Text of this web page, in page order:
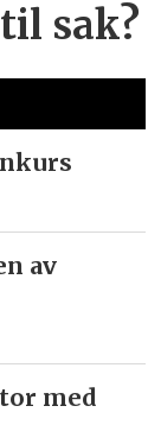
sak?
av
med